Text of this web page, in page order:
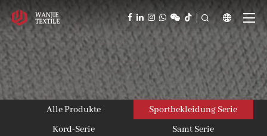
  
Alle Produkte
Sportbekleidung Serie
Kord-Serie
Samt Serie